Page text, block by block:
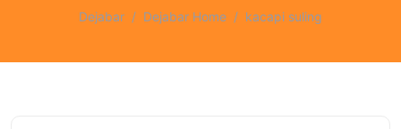
Dejabar Dejabar Home kacapi suling